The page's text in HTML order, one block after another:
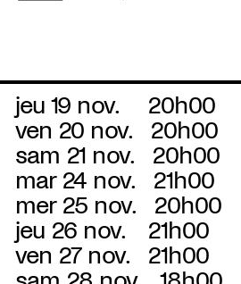
jeu 19 nov.
20h00
ven 20 nov.
20h00
sam 21 nov.
20h00
mar 24 nov.
21h00
mer 25 nov.
20h00
jeu 26 nov.
21h00
ven 27 nov.
21h00